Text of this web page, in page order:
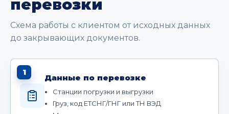
перевозки
Схема работы с клиентом от исходных данных
до закрывающих документов.
1
Данные по перевозке
Станции погрузки и выгрузки
Груз, код ЕТСНГ/ГНГ или ТН ВЭД